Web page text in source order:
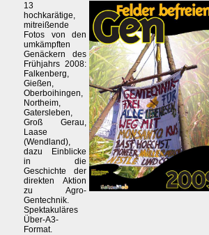
13
hochkarätige,
mitreißende
Fotos von den
umkämpften
Genäckern des
Frühjahrs 2008:
Falkenberg,
Gießen,
Oberboihingen,
Northeim,
Gatersleben,
Groß Gerau,
Laase
(Wendland),
dazu Einblicke
in die
Geschichte der
direkten Aktion
zu Agro-
Gentechnik.
Spektakuläres
Über-A3-
Format.